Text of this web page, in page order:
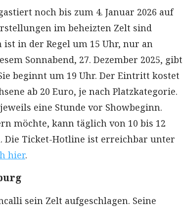
noch bis zum 4. Januar 2026 auf
im beheizten Zelt sind
in der Regel um 15 Uhr, nur an
Sonnabend, 27. Dezember 2025, gibt
beginnt um 19 Uhr. Der Eintritt kostet
ab 20 Euro, je nach Platzkategorie.
eine Stunde vor Showbeginn.
möchte, kann täglich von 10 bis 12
Die Ticket-Hotline ist erreichbar unter
hier.
sein Zelt aufgeschlagen. Seine